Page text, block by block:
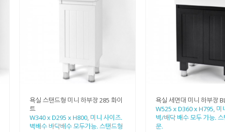
욕실 스탠드형 미니 하부장 285 화이
트
W340 x D295 x H800, 미니 사이즈.
벽배수 바닥배수 모두가능. 스탠드형
욕실 세면대 미니 하부장
W525 x D360 x H795, 미
벽/배닥 배수 모두 가능.
문.